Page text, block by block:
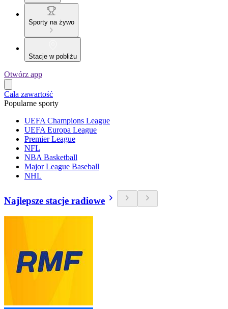
Sporty na żywo
Stacje w pobliżu
Otwórz app
Cała zawartość
Popularne sporty
UEFA Champions League
UEFA Europa League
Premier League
NFL
NBA Basketball
Major League Baseball
NHL
Najlepsze stacje radiowe